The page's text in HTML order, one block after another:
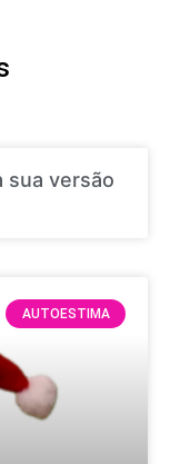
sua versão
AUTOESTIMA